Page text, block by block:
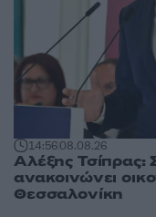
14:5608.08.26
Αλέξης Τσίπρας:
ανακοινώνει
Θεσσαλονίκη